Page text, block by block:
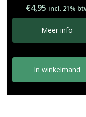
€4,95 incl. 21%
Meer info
In winkelmand